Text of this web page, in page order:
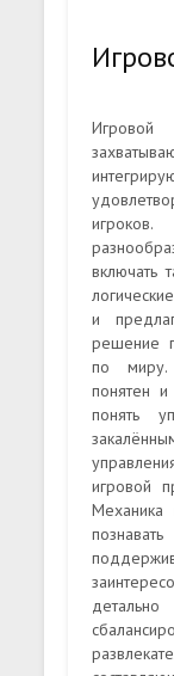
включать
и
решение
по миру.
понятен
понять
игровой
Механика